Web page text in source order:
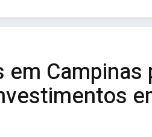
em Campinas